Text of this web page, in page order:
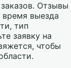
Отзывы
выезда
тип
заявку на
чтобы